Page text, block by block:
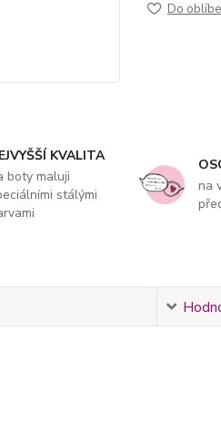
Do
KVALITA
boty maluji
stálými
na